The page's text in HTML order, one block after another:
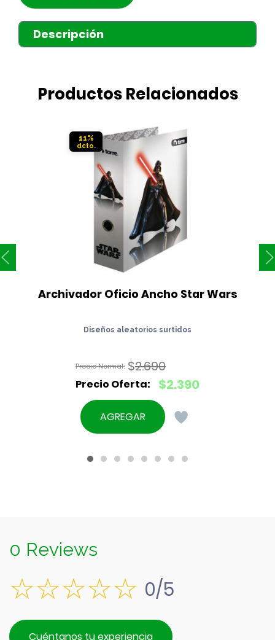
Descripción
Productos Relacionados
11%
Archivador Oficio Ancho Star Wars
Diseños aleatorios surtidos
$2.690
El
precio
original
$2.390
El
precio
actual
$2.390.
AGREGAR
0 Reviews
0/5
Cuéntanos tu experiencia